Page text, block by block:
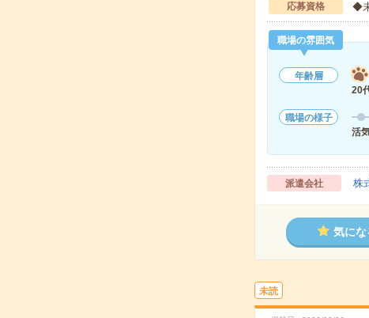
応募資格 ◆
職場の雰囲気
年齢層
20
職場の様子
活
派遣会社 株
気にな
未読